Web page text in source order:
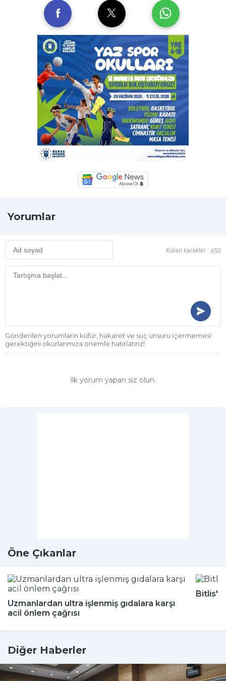
Yorumlar
Kalan karakter : 450
Gönderilen yorumların küfür, hakaret ve suç unsuru içermemesi
gerektiğini okurlarımıza önemle hatırlatırız!
İlk yorum yapan siz olun.
Öne Çıkanlar
Uzmanlardan ultra işlenmiş gıdalara karşı
acil önlem çağrısı
Diğer Haberler